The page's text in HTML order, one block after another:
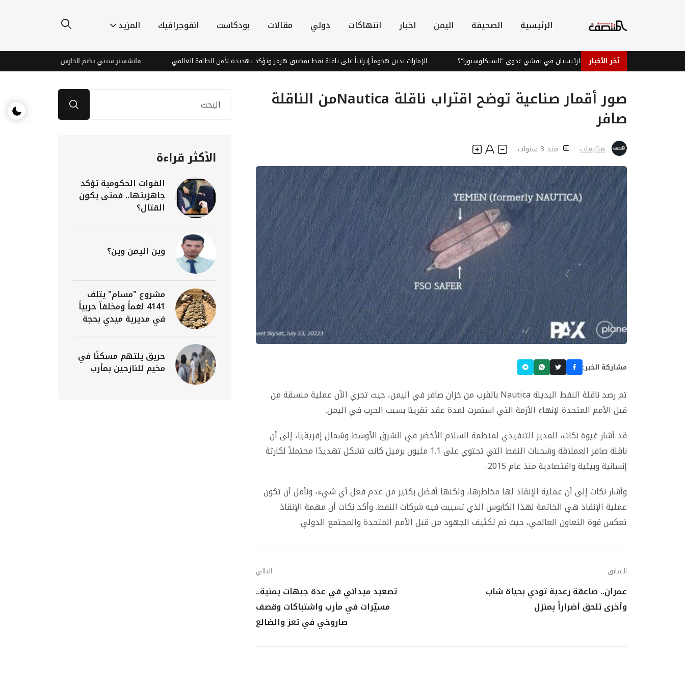
الرئيسية الصحيفة اليمن اخبار انتهاكات دولي مقالات بودكاست انفوجرافيك المزيد
آخر الأخبار
والتوت.. هل هما المتهمان الرئيسيان في تفشي عدوى "السيكلوسبورا"؟ الإمارات تدين هجوماً إيرانياً على ناقلة نفط بمضيق هرمز وتؤكد تهديده لأمن الطاقة العالمي مانشستر سيتي يضم الحارس الأرجنتيني رولي بصفقة
صور أقمار صناعية توضح اقتراب ناقلة Nauticaمن الناقلة
صافر
متابعات منذ 3 سنوات
مشاركة الخبر:
تم رصد ناقلة النفط البديلة Nautica بالقرب من خزان صافر في اليمن، حيث تجري الآن عملية منسقة من
قبل الأمم المتحدة لإنهاء الأزمة التي استمرت لمدة عقد تقريبًا بسبب الحرب في اليمن.
قد أشار غيوة نكات، المدير التنفيذي لمنظمة السلام الأخضر في الشرق الأوسط وشمال إفريقيا، إلى أن
ناقلة صافر العملاقة وشحنات النفط التي تحتوي على 1.1 مليون برميل كانت تشكل تهديدًا محتملاً لكارثة
إنسانية وبيئية واقتصادية منذ عام 2015.
وأشار نكات إلى أن عملية الإنقاذ لها مخاطرها، ولكنها أفضل بكثير من عدم فعل أي شيء، ونأمل أن تكون
عملية الإنقاذ هي الخاتمة لهذا الكابوس الذي تسببت فيه شركات النفط. وأكد نكات أن مهمة الإنقاذ
تعكس قوة التعاون العالمي، حيث تم تكثيف الجهود من قبل الأمم المتحدة والمجتمع الدولي.
السابق
عمران.. صاعقة رعدية تودي بحياة شاب
وأخرى تلحق أضراراً بمنزل
التالي
تصعيد ميداني في عدة جبهات يمنية..
مسيّرات في مأرب واشتباكات وقصف
صاروخي في تعز والضالع
الأكثر قراءة
القوات الحكومية تؤكد
جاهزيتها.. فمتى يكون
القتال؟
وين اليمن وين؟
مشروع "مسام" يتلف
4141 لغماً ومخلفاً حربياً
في مديرية ميدي بحجة
حريق يلتهم مسكنًا في
مخيم للنازحين بمأرب